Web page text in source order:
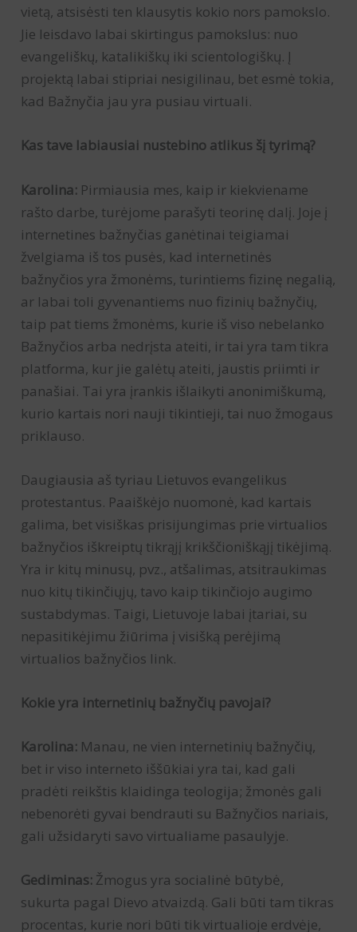
vietą, atsisėsti ten klausytis kokio nors pamokslo.
Jie leisdavo labai skirtingus pamokslus: nuo
evangeliškų, katalikiškų iki scientologiškų. Į
projektą labai stipriai nesigilinau, bet esmė tokia,
kad Bažnyčia jau yra pusiau virtuali.
Kas tave labiausiai nustebino atlikus šį tyrimą?
Karolina: Pirmiausia mes, kaip ir kiekviename
rašto darbe, turėjome parašyti teorinę dalį. Joje į
internetines bažnyčias ganėtinai teigiamai
žvelgiama iš tos pusės, kad internetinės
bažnyčios yra žmonėms, turintiems fizinę negalią,
ar labai toli gyvenantiems nuo fizinių bažnyčių,
taip pat tiems žmonėms, kurie iš viso nebelanko
Bažnyčios arba nedrįsta ateiti, ir tai yra tam tikra
platforma, kur jie galėtų ateiti, jaustis priimti ir
panašiai. Tai yra įrankis išlaikyti anonimiškumą,
kurio kartais nori nauji tikintieji, tai nuo žmogaus
priklauso.
Daugiausia aš tyriau Lietuvos evangelikus
protestantus. Paaiškėjo nuomonė, kad kartais
galima, bet visiškas prisijungimas prie virtualios
bažnyčios iškreiptų tikrąjį krikščioniškąjį tikėjimą.
Yra ir kitų minusų, pvz., atšalimas, atsitraukimas
nuo kitų tikinčiųjų, tavo kaip tikinčiojo augimo
sustabdymas. Taigi, Lietuvoje labai įtariai, su
nepasitikėjimu žiūrima į visišką perėjimą
virtualios bažnyčios link.
Kokie yra internetinių bažnyčių pavojai?
Karolina: Manau, ne vien internetinių bažnyčių,
bet ir viso interneto iššūkiai yra tai, kad gali
pradėti reikštis klaidinga teologija; žmonės gali
nebenorėti gyvai bendrauti su Bažnyčios nariais,
gali užsidaryti savo virtualiame pasaulyje.
Gediminas: Žmogus yra socialinė būtybė,
sukurta pagal Dievo atvaizdą. Gali būti tam tikras
procentas, kurie nori būti tik virtualioje erdvėje,